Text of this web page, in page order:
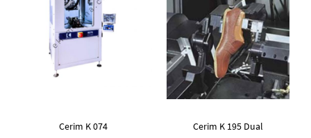
Cerim K 074 Cerim K 195 Dual